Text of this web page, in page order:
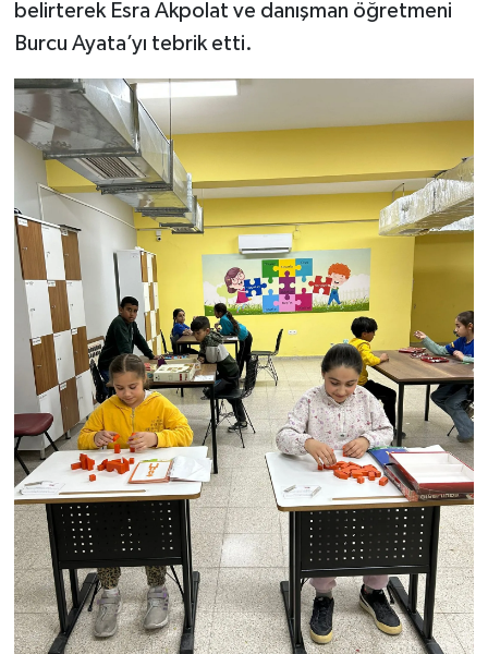
belirterek Esra Akpolat ve danışman öğretmeni
Burcu Ayata’yı tebrik etti.